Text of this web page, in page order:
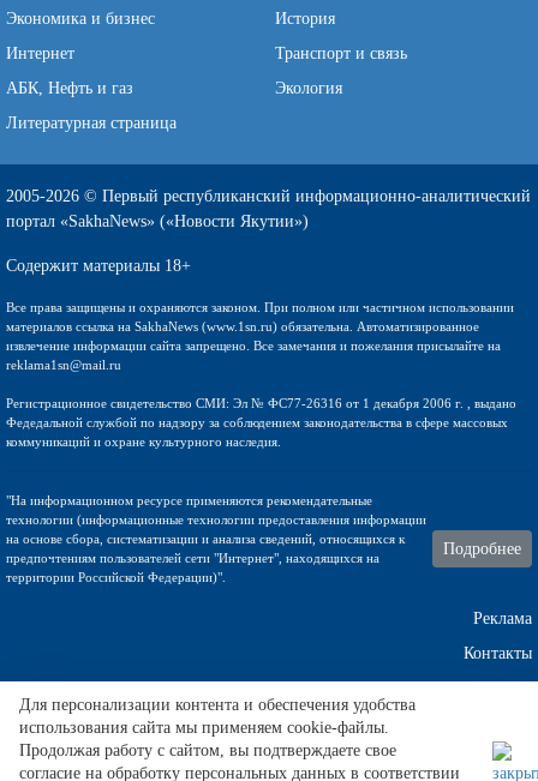
Экономика и бизнес
История
Интернет
Транспорт и связь
АБК, Нефть и газ
Экология
Литературная страница
2005-2026 © Первый республиканский информационно-аналитический
портал «SakhaNews» («Новости Якутии»)
Содержит материалы 18+
Все права защищены и охраняются законом. При полном или частичном использовании
материалов ссылка на SakhaNews (www.1sn.ru) обязательна. Автоматизированное
извлечение информации сайта запрещено. Все замечания и пожелания присылайте на
reklama1sn@mail.ru
Регистрационное свидетельство СМИ: Эл № ФС77-26316 от 1 декабря 2006 г. , выдано
Федедальной службой по надзору за соблюдением законодательства в сфере массовых
коммуникаций и охране культурного наследия.
"На информационном ресурсе применяются рекомендательные
технологии (информационные технологии предоставления информации
на основе сбора, систематизации и анализа сведений, относящихся к
предпочтениям пользователей сети "Интернет", находящихся на
территории Российской Федерации)".
Подробнее
Реклама
Контакты
Техническа поддержка
Для персонализации контента и обеспечения удобства
использования сайта мы применяем cookie-файлы.
Продолжая работу с сайтом, вы подтверждаете свое
согласие на обработку персональных данных в соответствии